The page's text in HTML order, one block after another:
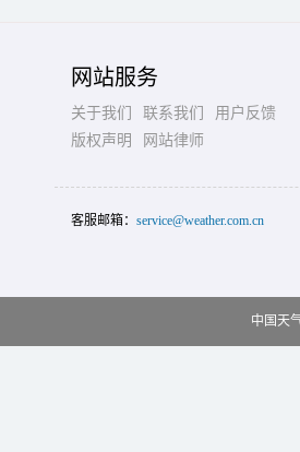
网站服务
关于我们 联系我们
用户反馈
版权声明
网站律师
客服邮箱： service@weather.com.cn
中国天